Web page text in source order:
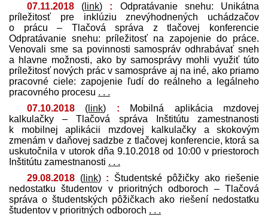
07.11.2018 ( link) : Odpratávanie snehu: Unikátna
príležitosť pre inklúziu znevýhodnených uchádzačov
o prácu – Tlačová správa z tlačovej konferencie
Odpratávanie snehu: príležitosť na zapojenie do práce.
Venovali sme sa povinnosti samospráv odhrabávať sneh
a hlavne možnosti, ako by samosprávy mohli využiť túto
príležitosť nových prác v samospráve aj na iné, ako priamo
pracovné ciele: zapojenie ľudí do reálneho a legálneho
pracovného procesu . . .
07.10.2018 ( link) : Mobilná aplikácia mzdovej
kalkulačky – Tlačová správa Inštitútu zamestnanosti
k mobilnej aplikácii mzdovej kalkulačky a skokovým
zmenám v daňovej sadzbe z tlačovej konferencie, ktorá sa
uskutočnila v utorok dňa 9.10.2018 od 10:00 v priestoroch
Inštitútu zamestnanosti . . .
29.08.2018 (link) : Študentské pôžičky ako riešenie
nedostatku študentov v prioritných odboroch – Tlačová
správa o študentských pôžičkach ako riešení nedostatku
študentov v prioritných odboroch . . .